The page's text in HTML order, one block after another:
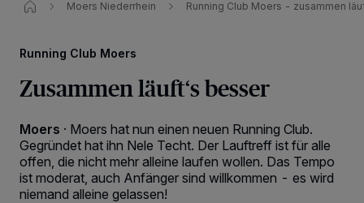
Moers Niederrhein Running Club Moers - zusammen
Running Club Moers
Zusammen läuft‘s besser
Moers · Moers hat nun einen neuen Running Club.
Gegründet hat ihn Nele Techt. Der Lauftreff ist für alle
offen, die nicht mehr alleine laufen wollen. Das Tempo
ist moderat, auch Anfänger sind willkommen - es wird
niemand alleine gelassen!
Wir und unsere 218 -Partner speichern und greifen auf
personenbezogene Daten wie Browserdaten oder eindeutige
Kennungen auf Ihrem Gerät zu. Durch Auswahl von OK aktivieren Sie